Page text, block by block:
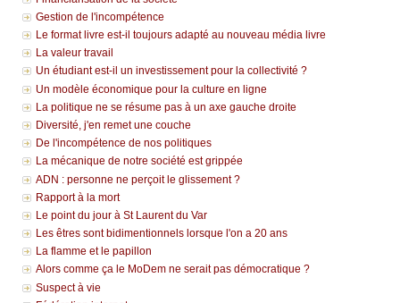
Gestion de l'incompétence
Le format livre est-il toujours adapté au nouveau média livre
La valeur travail
Un étudiant est-il un investissement pour la collectivité ?
Un modèle économique pour la culture en ligne
La politique ne se résume pas à un axe gauche droite
Diversité, j'en remet une couche
De l'incompétence de nos politiques
La mécanique de notre société est grippée
ADN : personne ne perçoit le glissement ?
Rapport à la mort
Le point du jour à St Laurent du Var
Les êtres sont bidimentionnels lorsque l'on a 20 ans
La flamme et le papillon
Alors comme ça le MoDem ne serait pas démocratique ?
Suspect à vie